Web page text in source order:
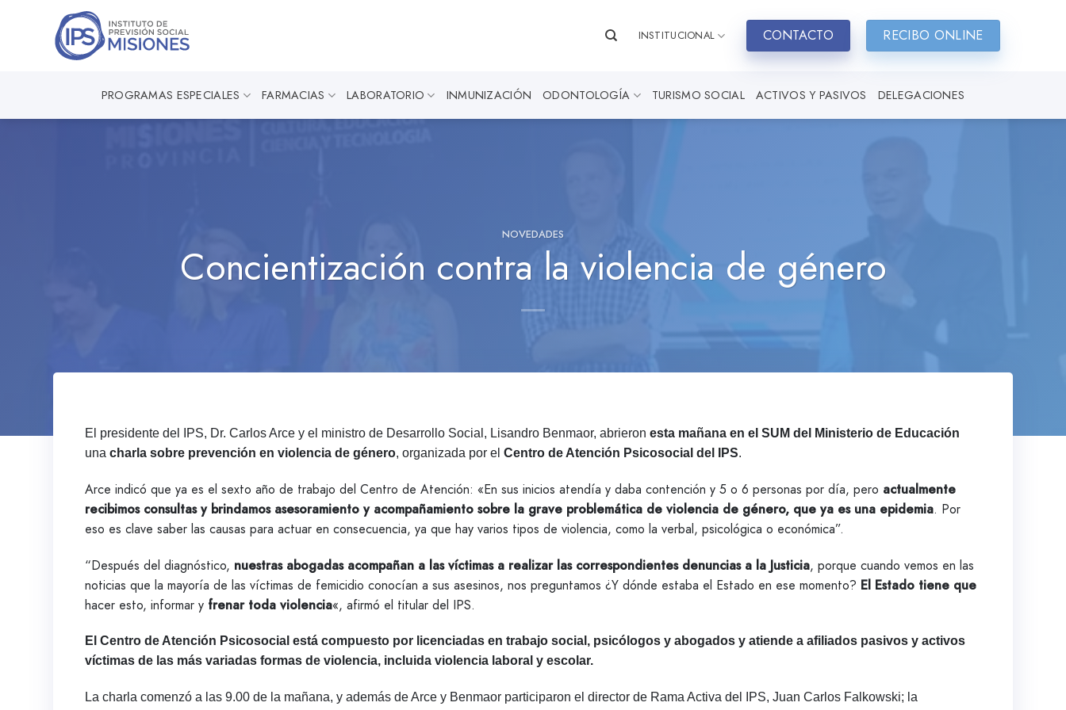
INSTITUCIONAL CONTACTO RECIBO ONLINE
PROGRAMAS ESPECIALES FARMACIAS LABORATORIO INMUNIZACIÓN ODONTOLOGÍA TURISMO SOCIAL ACTIVOS Y PASIVOS DELEGACIONES
NOVEDADES
Concientización contra la violencia de género
El presidente del IPS, Dr. Carlos Arce y el ministro de Desarrollo Social, Lisandro Benmaor, abrieron esta mañana en el SUM del Ministerio de Educación
una charla sobre prevención en violencia de género, organizada por el Centro de Atención Psicosocial del IPS.
Arce indicó que ya es el sexto año de trabajo del Centro de Atención: «En sus inicios atendía y daba contención y 5 o 6 personas por día, pero actualmente
recibimos consultas y brindamos asesoramiento y acompañamiento sobre la grave problemática de violencia de género, que ya es una epidemia. Por
eso es clave saber las causas para actuar en consecuencia, ya que hay varios tipos de violencia, como la verbal, psicológica o económica”.
“Después del diagnóstico, nuestras abogadas acompañan a las víctimas a realizar las correspondientes denuncias a la Justicia, porque cuando vemos en las
noticias que la mayoría de las víctimas de femicidio conocían a sus asesinos, nos preguntamos ¿Y dónde estaba el Estado en ese momento? El Estado tiene que
hacer esto, informar y frenar toda violencia«, afirmó el titular del IPS.
El Centro de Atención Psicosocial está compuesto por licenciadas en trabajo social, psicólogos y abogados y atiende a afiliados pasivos y activos
víctimas de las más variadas formas de violencia, incluida violencia laboral y escolar.
La charla comenzó a las 9.00 de la mañana, y además de Arce y Benmaor participaron el director de Rama Activa del IPS, Juan Carlos Falkowski; la